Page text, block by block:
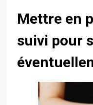
Mettre en
suivi pour